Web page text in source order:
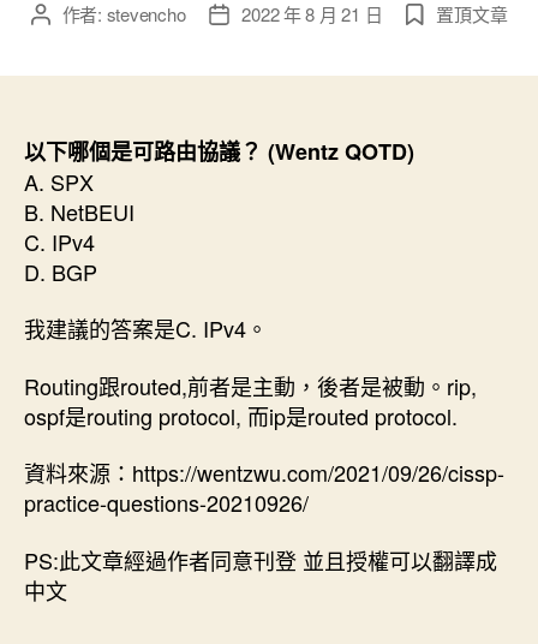
文 作者: stevencho
文
期
2022 年 8 月 21 日 置頂文章
以下哪個是可路由協議？ (Wentz QOTD)
A. SPX
B. NetBEUI
C. IPv4
D. BGP
我建議的答案是C. IPv4。
Routing跟routed,前者是主動，後者是被動。rip,
ospf是routing protocol, 而ip是routed protocol.
資料來源：https://wentzwu.com/2021/09/26/cissp-
practice-questions-20210926/
PS:此文章經過作者同意刊登 並且授權可以翻譯成
中文